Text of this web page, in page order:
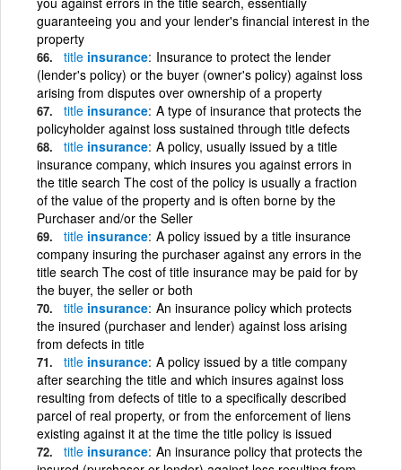
guaranteeing you and your lender's financial interest in the
property
title insurance Insurance to protect the lender
(lender's policy) or the buyer (owner's policy) against loss
arising from disputes over ownership of a property
title insurance A type of insurance that protects the
policyholder against loss sustained through title defects
title insurance A policy, usually issued by a title
insurance company, which insures you against errors in
the title search The cost of the policy is usually a fraction
of the value of the property and is often borne by the
Purchaser and/or the Seller
title insurance A policy issued by a title insurance
company insuring the purchaser against any errors in the
title search The cost of title insurance may be paid for by
the buyer, the seller or both
title insurance An insurance policy which protects
the insured (purchaser and lender) against loss arising
from defects in title
title insurance A policy issued by a title company
after searching the title and which insures against loss
resulting from defects of title to a specifically described
parcel of real property, or from the enforcement of liens
existing against it at the time the title policy is issued
title insurance An insurance policy that protects the